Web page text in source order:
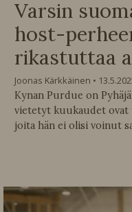
Varsin
host-
rikastuttaa
Joonas Kärkkäinen
Kynan Purdue on
vietetyt kuukaudet ovat
joita hän ei olisi voinut